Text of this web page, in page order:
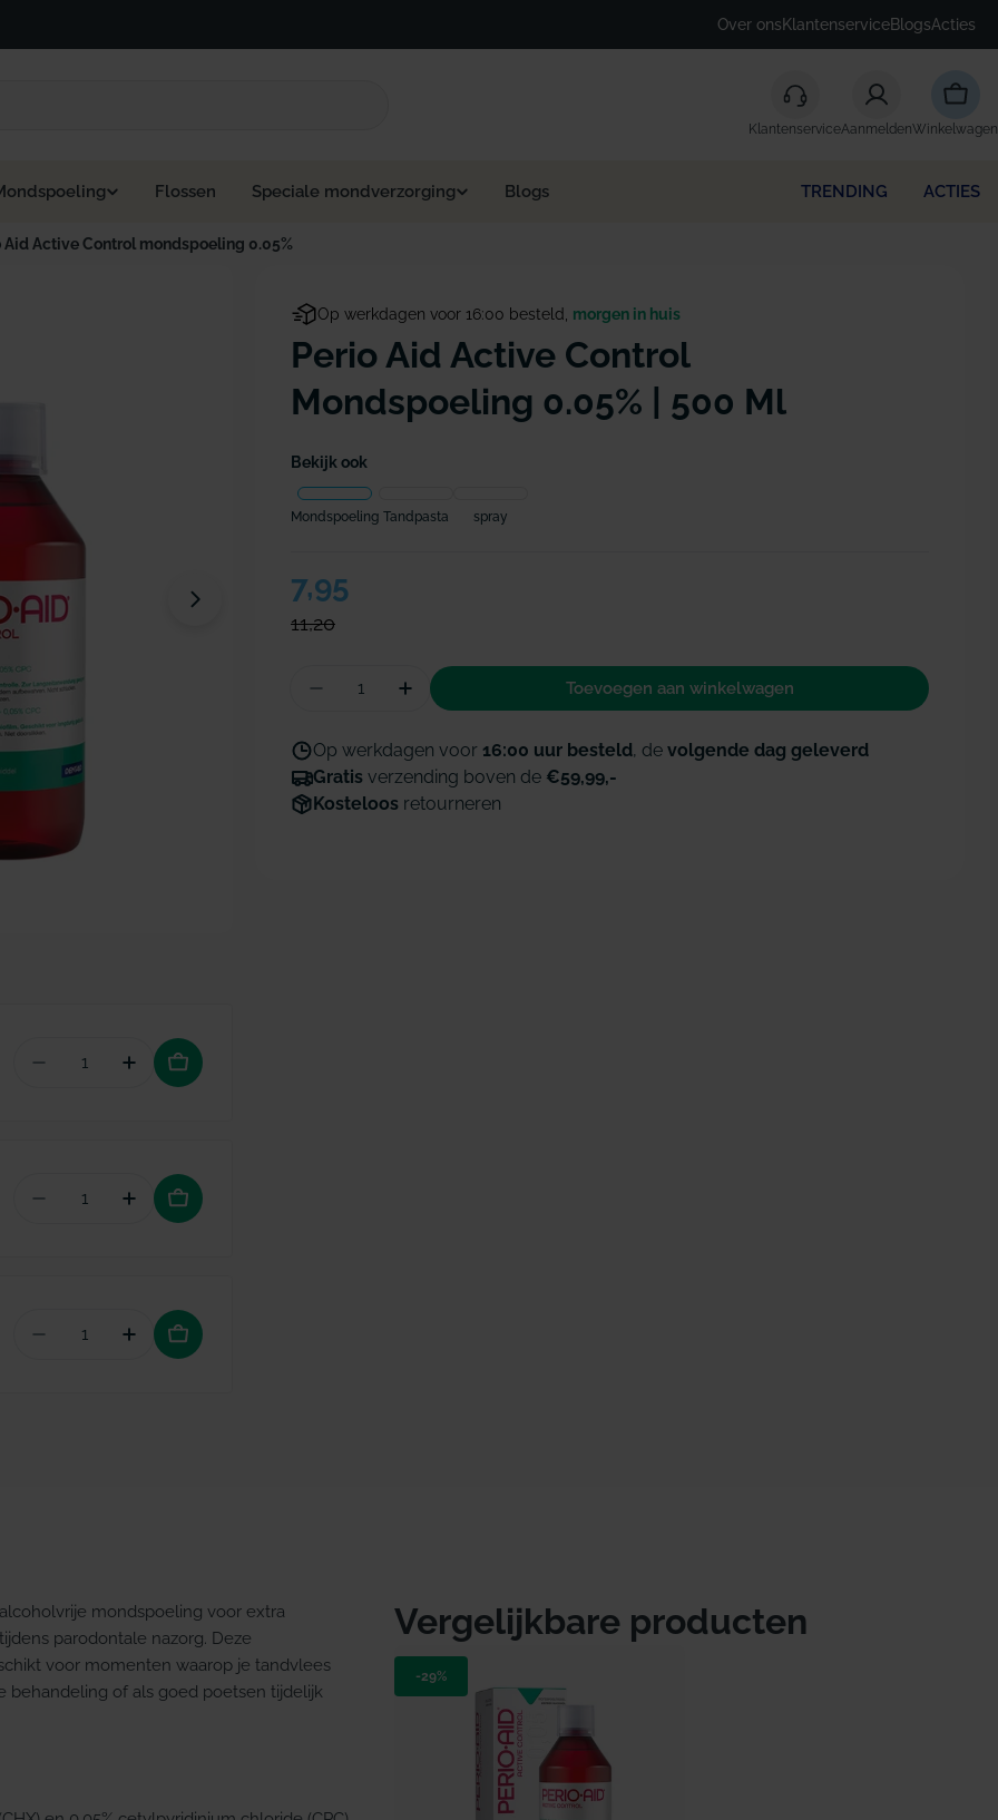
Over onsKlantenserviceBlogsActies
KlantenserviceAanmeldenWinkelwagen
Flossen Speciale mondverzorging Blogs TRENDING ACTIES
Aid Active Control mondspoeling 0.05%
Aantal verminderen voor Interprox Plus PHD 1,7 Conical blauw blister
Hoeveelheid verhogen voor Interprox Plus PHD 1,7 Conical blauw blister
Aantal verminderen voor Vitis Surgical tandenborstel
Hoeveelheid verhogen voor Vitis Surgical tandenborstel
Aantal verminderen voor Interprox Gel
Hoeveelheid verhogen voor Interprox Gel
Op werkdagen voor 16:00 besteld, morgen in huis
Perio Aid Active Control
Mondspoeling 0.05% | 500 Ml
Bekijk ook
Mondspoeling Tandpasta spray
Verkoopprijs
7,95
Normale
prijs
11,20
Aantal verminderen voor Perio Aid Active Control mondspoeling 0.05%
Hoeveelheid verhogen voor Perio Aid Active Control
Toevoegen aan winkelwagen
Op werkdagen voor 16:00 uur besteld, de volgende dag geleverd
Gratis verzending boven de €59,99,-
Kosteloos retourneren
mondspoeling voor extra
parodontale nazorg. Deze
voor momenten waarop je tandvlees
behandeling of als goed poetsen tijdelijk
Vergelijkbare producten
-29%